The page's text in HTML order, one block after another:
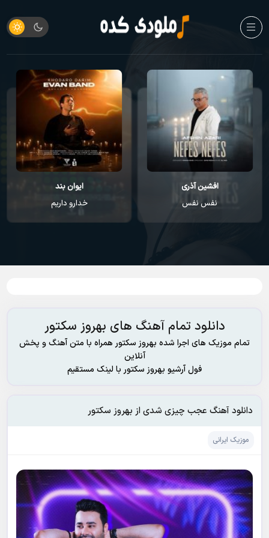
ایوان بند
خدارو داریم
راغب
عطر تو
دانلود تمام آهنگ های بهروز سکتور
تمام موزیک های اجرا شده بهروز سکتور همراه با متن آهنگ و پخش
آنلاین
فول آرشیو بهروز سکتور با لینک مستقیم
دانلود آهنگ عجب چیزی شدی از بهروز سکتور
موزیک ایرانی